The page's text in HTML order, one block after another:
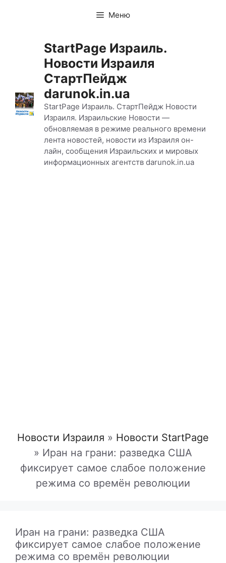
Меню
StartPage Израиль.
Новости Израиля
СтартПейдж
darunok.in.ua
StartPage Израиль. СтартПейдж Новости
Израиля. Израильские Новости —
обновляемая в режиме реального времени
лента новостей, новости из Израиля он-
лайн, сообщения Израильских и мировых
информационных агентств darunok.in.ua
Новости Израиля » Новости StartPage
» Иран на грани: разведка США
фиксирует самое слабое положение
режима со времён революции
Иран на грани: разведка США
фиксирует самое слабое положение
режима со времён революции